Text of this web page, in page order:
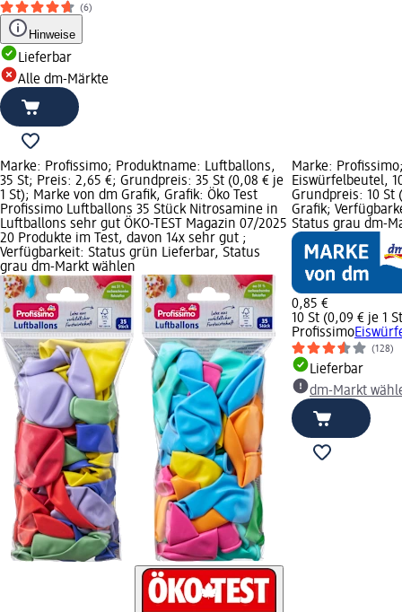
(6)
Hinweise
Lieferbar
Alle dm-Märkte
Marke: Profissimo; Produktname: Luftballons,
35 St; Preis: 2,65 €; Grundpreis: 35 St (0,08 € je
1 St); Marke von dm Grafik, Grafik: Öko Test
Profissimo Luftballons 35 Stück Nitrosamine in
Luftballons sehr gut ÖKO-TEST Magazin 07/2025
20 Produkte im Test, davon 14x sehr gut ;
Verfügbarkeit: Status grün Lieferbar, Status
grau dm-Markt wählen
Marke:
Eiswürfelbeutel,
Grundpreis: 10 St
Grafik;
Status grau dm-
0,85 €
10 St (0,09 € je 1
Profissimo
(128)
Lieferbar
dm-Markt